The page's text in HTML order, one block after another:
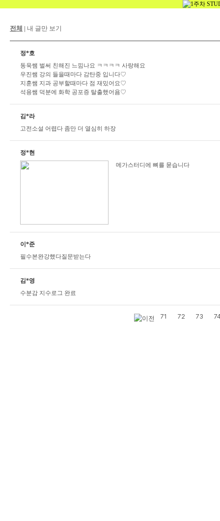
전체 | 내 글만 보기
정*호
동욱쌤 벌써 친해진 느낌나요 ㅋㅋㅋㅋ 사랑해요
우진쌤 강의 들을때마다 감탄중 입니다♡
지훈쌤 지과 공부할때마다 점 재밌어요♡
석용쌤 덕분에 화학 공포증 탈출했어욤♡
김*라
고전소설 어렵다 좀만 더 열심히 하장
정*현
메가스터디에 뼈를 묻습니다
이*준
필수본완강했다질문받는다
김*영
수분감 지수로그 완료
71 72 73